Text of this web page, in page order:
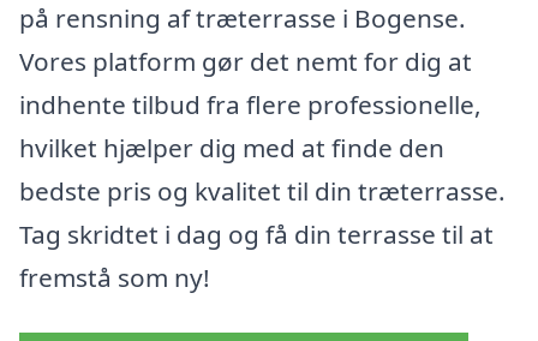
på rensning af træterrasse i Bogense.
Vores platform gør det nemt for dig at
indhente tilbud fra flere professionelle,
hvilket hjælper dig med at finde den
bedste pris og kvalitet til din træterrasse.
Tag skridtet i dag og få din terrasse til at
fremstå som ny!